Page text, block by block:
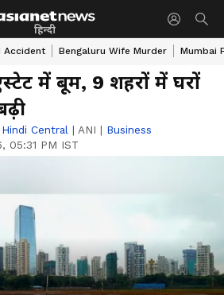
हिन्दी
Accident Bengaluru Wife Murder Mumbai
में बूम, 9 शहरों में घरों
Central | ANI | Business
05:31 PM IST